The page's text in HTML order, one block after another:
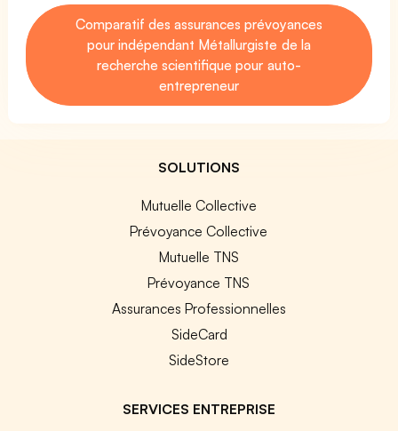
Comparatif des assurances prévoyances
pour indépendant Métallurgiste de la
recherche scientifique pour auto-
entrepreneur
SOLUTIONS
Mutuelle Collective
Prévoyance Collective
Mutuelle TNS
Prévoyance TNS
Assurances Professionnelles
SideCard
SideStore
SERVICES ENTREPRISE